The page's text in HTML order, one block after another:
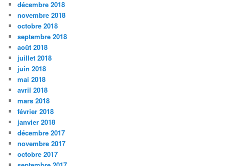
décembre 2018
novembre 2018
octobre 2018
septembre 2018
août 2018
juillet 2018
juin 2018
mai 2018
avril 2018
mars 2018
février 2018
janvier 2018
décembre 2017
novembre 2017
octobre 2017